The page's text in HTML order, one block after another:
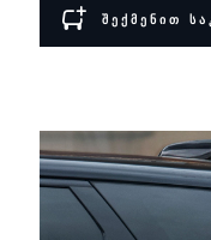
ᲨᲔᲥᲛᲔᲜᲘᲗ